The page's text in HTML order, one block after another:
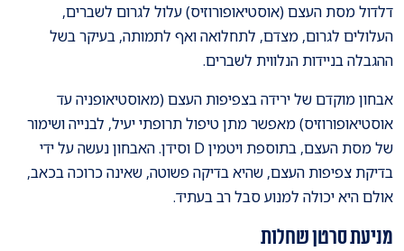
דלדול מסת העצם (אוסטיאופורוזיס) עלול לגרום לשברים,
העלולים לגרום, מצדם, לתחלואה ואף לתמותה, בעיקר בשל
ההגבלה בניידות הנלווית לשברים.
אבחון מוקדם של ירידה בצפיפות העצם (מאוסטיאופניה עד
אוסטיאופורוזיס) מאפשר מתן טיפול תרופתי יעיל, לבנייה ושימור
של מסת העצם, בתוספת ויטמין D וסידן. האבחון נעשה על ידי
בדיקת צפיפות העצם, שהיא בדיקה פשוטה, שאינה כרוכה בכאב,
אולם היא יכולה למנוע סבל רב בעתיד.
מניעת סרטן שחלות